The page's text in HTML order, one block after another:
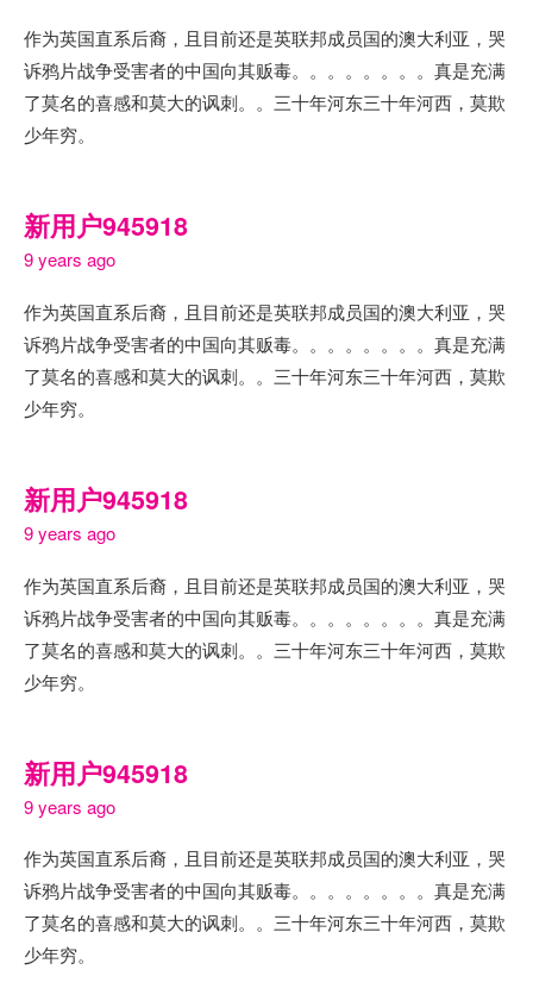
作为英国直系后裔，且目前还是英联邦成员国的澳大利亚，哭
诉鸦片战争受害者的中国向其贩毒。。。。。。。。真是充满
了莫名的喜感和莫大的讽刺。。三十年河东三十年河西，莫欺
少年穷。
新用户945918
9 years ago
作为英国直系后裔，且目前还是英联邦成员国的澳大利亚，哭
诉鸦片战争受害者的中国向其贩毒。。。。。。。。真是充满
了莫名的喜感和莫大的讽刺。。三十年河东三十年河西，莫欺
少年穷。
新用户945918
9 years ago
作为英国直系后裔，且目前还是英联邦成员国的澳大利亚，哭
诉鸦片战争受害者的中国向其贩毒。。。。。。。。真是充满
了莫名的喜感和莫大的讽刺。。三十年河东三十年河西，莫欺
少年穷。
新用户945918
9 years ago
作为英国直系后裔，且目前还是英联邦成员国的澳大利亚，哭
诉鸦片战争受害者的中国向其贩毒。。。。。。。。真是充满
了莫名的喜感和莫大的讽刺。。三十年河东三十年河西，莫欺
少年穷。